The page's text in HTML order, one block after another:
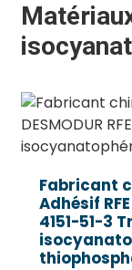
Fabricant
Adhésif RFE
4151-51-3